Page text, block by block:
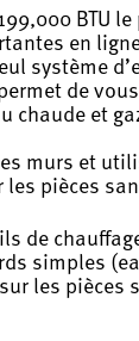
BTU
en
système
de
chaude et
et
pièces
simples
les